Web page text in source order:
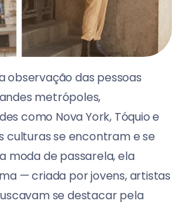
observação das pessoas
metrópoles,
como Nova York, Tóquio e
culturas se encontram e se
moda de passarela, ela
— criada por jovens, artistas
se destacar pela